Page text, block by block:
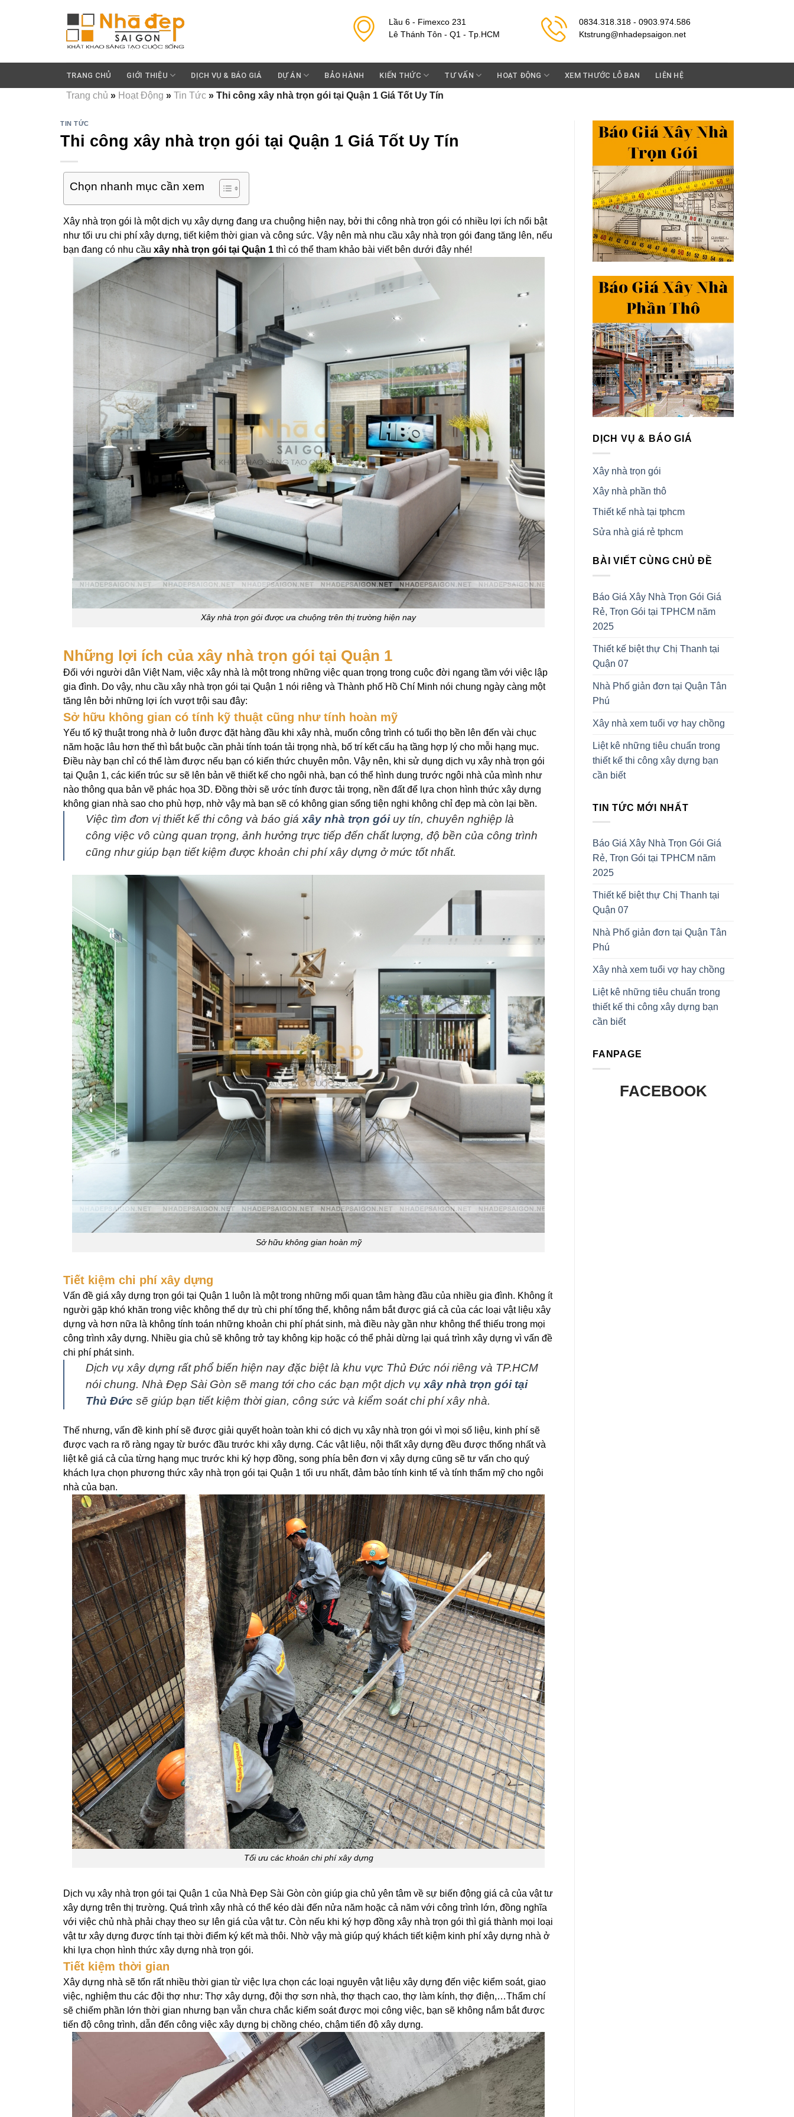
Lầu 6 - Fimexco 231
Lê Thánh Tôn - Q1 - Tp.HCM
0834.318.318 - 0903.974.586
Ktstrung@nhadepsaigon.net
TRANG CHỦ GIỚI THIỆU DỊCH VỤ & BÁO GIÁ DỰ ÁN BẢO HÀNH KIẾN THỨC TƯ VẤN HOẠT ĐỘNG XEM THƯỚC LỖ BAN LIÊN HỆ
Trang chủ » Hoạt Động » Tin Tức » Thi công xây nhà trọn gói tại Quận 1 Giá Tốt Uy Tín
TIN TỨC
Thi công xây nhà trọn gói tại Quận 1 Giá Tốt Uy Tín
Chọn nhanh mục cần xem
Xây nhà trọn gói là một dịch vụ xây dựng đang ưa chuộng hiện nay, bởi thi công nhà trọn gói có nhiều lợi ích nổi bật
như tối ưu chi phí xây dựng, tiết kiệm thời gian và công sức. Vậy nên mà nhu cầu xây nhà trọn gói đang tăng lên, nếu
bạn đang có nhu cầu xây nhà trọn gói tại Quận 1 thì có thể tham khảo bài viết bên dưới đây nhé!
Xây nhà trọn gói được ưa chuộng trên thị trường hiện nay
Những lợi ích của xây nhà trọn gói tại Quận 1
Đối với người dân Việt Nam, việc xây nhà là một trong những việc quan trọng trong cuộc đời ngang tầm với việc lập
gia đình. Do vậy, nhu cầu xây nhà trọn gói tại Quận 1 nói riêng và Thành phố Hồ Chí Minh nói chung ngày càng một
tăng lên bởi những lợi ích vượt trội sau đây:
Sở hữu không gian có tính kỹ thuật cũng như tính hoàn mỹ
Yếu tố kỹ thuật trong nhà ở luôn được đặt hàng đầu khi xây nhà, muốn công trình có tuổi thọ bền lên đến vài chục
năm hoặc lâu hơn thế thì bắt buộc cần phải tính toán tải trọng nhà, bố trí kết cấu hạ tầng hợp lý cho mỗi hạng mục.
Điều này bạn chỉ có thể làm được nếu bạn có kiến thức chuyên môn. Vậy nên, khi sử dụng dịch vụ xây nhà trọn gói
tại Quận 1, các kiến trúc sư sẽ lên bản vẽ thiết kế cho ngôi nhà, bạn có thể hình dung trước ngôi nhà của mình như
nào thông qua bản vẽ phác họa 3D. Đồng thời sẽ ước tính được tải trọng, nền đất để lựa chọn hình thức xây dựng
không gian nhà sao cho phù hợp, nhờ vậy mà bạn sẽ có không gian sống tiện nghi không chỉ đẹp mà còn lại bền.
Việc tìm đơn vị thiết kế thi công và báo giá xây nhà trọn góiuy tín, chuyên nghiệp là
công việc vô cùng quan trọng, ảnh hưởng trực tiếp đến chất lượng, độ bền của công trình
cũng như giúp bạn tiết kiệm được khoản chi phí xây dựng ở mức tốt nhất.
Sở hữu không gian hoàn mỹ
Tiết kiệm chi phí xây dựng
Vấn đề giá xây dựng trọn gói tại Quận 1 luôn là một trong những mối quan tâm hàng đầu của nhiều gia đình. Không ít
người gặp khó khăn trong việc không thể dự trù chi phí tổng thể, không nắm bắt được giá cả của các loại vật liệu xây
dựng và hơn nữa là không tính toán những khoản chi phí phát sinh, mà điều này gần như không thể thiếu trong mọi
công trình xây dựng. Nhiều gia chủ sẽ không trở tay không kịp hoặc có thể phải dừng lại quá trình xây dựng vì vấn đề
chi phí phát sinh.
Dịch vụ xây dựng rất phổ biến hiện nay đặc biệt là khu vực Thủ Đức nói riêng và TP.HCM
nói chung. Nhà Đẹp Sài Gòn sẽ mang tới cho các bạn một dịch vụ xây nhà trọn gói tại
Thủ Đức sẽ giúp bạn tiết kiệm thời gian, công sức và kiểm soát chi phí xây nhà.
Thế nhưng, vấn đề kinh phí sẽ được giải quyết hoàn toàn khi có dịch vụ xây nhà trọn gói vì mọi số liệu, kinh phí sẽ
được vạch ra rõ ràng ngay từ bước đầu trước khi xây dựng. Các vật liệu, nội thất xây dựng đều được thống nhất và
liệt kê giá cả của từng hạng mục trước khi ký hợp đồng, song phía bên đơn vị xây dựng cũng sẽ tư vấn cho quý
khách lựa chọn phương thức xây nhà trọn gói tại Quận 1 tối ưu nhất, đảm bảo tính kinh tế và tính thẩm mỹ cho ngôi
nhà của bạn.
Tối ưu các khoản chi phí xây dựng
Dịch vụ xây nhà trọn gói tại Quận 1 của Nhà Đẹp Sài Gòn còn giúp gia chủ yên tâm về sự biến động giá cả của vật tư
xây dựng trên thị trường. Quá trình xây nhà có thể kéo dài đến nửa năm hoặc cả năm với công trình lớn, đồng nghĩa
với việc chủ nhà phải chạy theo sự lên giá của vật tư. Còn nếu khi ký hợp đồng xây nhà trọn gói thì giá thành mọi loại
vật tư xây dựng được tính tại thời điểm ký kết mà thôi. Nhờ vậy mà giúp quý khách tiết kiệm kinh phí xây dựng nhà ở
khi lựa chọn hình thức xây dựng nhà trọn gói.
Tiết kiệm thời gian
Xây dựng nhà sẽ tốn rất nhiều thời gian từ việc lựa chọn các loại nguyên vật liệu xây dựng đến việc kiểm soát, giao
việc, nghiệm thu các đội thợ như: Thợ xây dựng, đội thợ sơn nhà, thợ thạch cao, thợ làm kính, thợ điện,…Thẩm chí
sẽ chiếm phần lớn thời gian nhưng bạn vẫn chưa chắc kiểm soát được mọi công việc, bạn sẽ không nắm bắt được
tiến độ công trình, dẫn đến công việc xây dựng bị chồng chéo, chậm tiến độ xây dựng.
DỊCH VỤ & BÁO GIÁ
Xây nhà trọn gói
Xây nhà phần thô
Thiết kế nhà tại tphcm
Sửa nhà giá rẻ tphcm
BÀI VIẾT CÙNG CHỦ ĐỀ
Báo Giá Xây Nhà Trọn Gói Giá
Rẻ, Trọn Gói tại TPHCM năm
2025
Thiết kế biệt thự Chị Thanh tại
Quận 07
Nhà Phố giản đơn tại Quận Tân
Phú
Xây nhà xem tuổi vợ hay chồng
Liệt kê những tiêu chuẩn trong
thiết kế thi công xây dựng bạn
cần biết
TIN TỨC MỚI NHẤT
Báo Giá Xây Nhà Trọn Gói Giá
Rẻ, Trọn Gói tại TPHCM năm
2025
Thiết kế biệt thự Chị Thanh tại
Quận 07
Nhà Phố giản đơn tại Quận Tân
Phú
Xây nhà xem tuổi vợ hay chồng
Liệt kê những tiêu chuẩn trong
thiết kế thi công xây dựng bạn
cần biết
FANPAGE
FACEBOOK